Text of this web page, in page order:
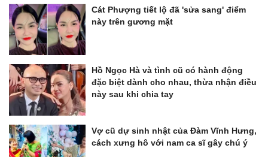
Cát Phượng tiết lộ đã 'sửa sang' điểm
này trên gương mặt
Hồ Ngọc Hà và tình cũ có hành động
đặc biệt dành cho nhau, thừa nhận điều
này sau khi chia tay
Vợ cũ dự sinh nhật của Đàm Vĩnh Hưng,
cách xưng hô với nam ca sĩ gây chú ý